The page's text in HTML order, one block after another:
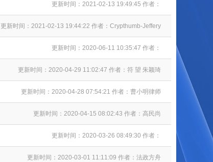
更新时间：2021-02-13 19:49:45 作者：
更新时间：2021-02-13 19:44:22 作者：Crypthumb-Jeffery
更新时间：2020-06-11 10:35:47 作者：
更新时间：2020-04-29 11:02:47 作者：符 望 朱颖琦
更新时间：2020-04-28 07:54:21 作者：曹小明律师
更新时间：2020-04-15 08:02:43 作者：高民尚
更新时间：2020-03-26 08:49:30 作者：
更新时间：2020-03-01 11:11:09 作者：法政方舟